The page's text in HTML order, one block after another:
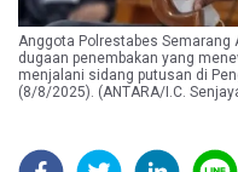
Anggota Polrestabes Semarang
dugaan penembakan yang
menjalani sidang putusan di
(8/8/2025). (ANTARA/I.C.